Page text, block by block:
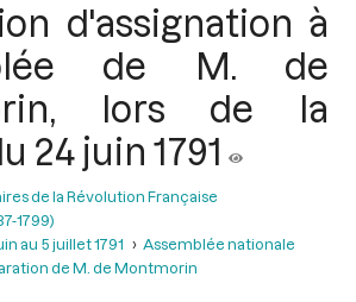
d'assignation à
de M. de
lors de la
24 juin 1791
de la Révolution Française
1799)
au 5 juillet 1791
Assemblée nationale
de M. de Montmorin